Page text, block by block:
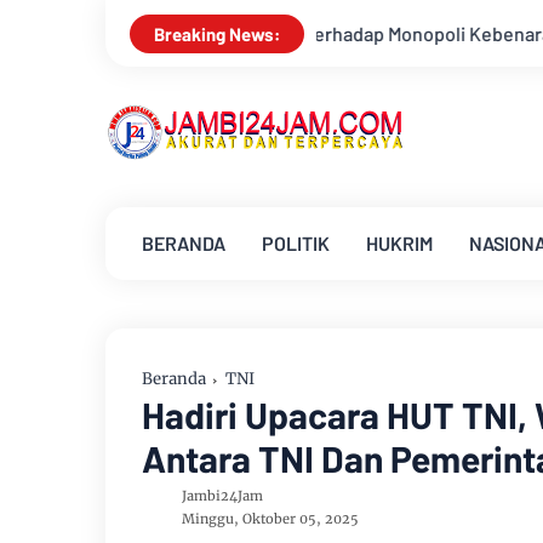
Breaking News:
Terhadap Monopoli Kebenaran oleh Media dan Aktivis
BERANDA POLITIK HUKRIM
Beranda TNI
Hadiri Upacara HUT
Antara TNI Dan
Jambi24Jam
Minggu, Oktober 05, 2025